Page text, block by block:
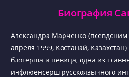
Биография
Александра Марченко
апреля 1999, Костанай,
блогерша и певица, одна из
инфлюенсерш русскоязычного